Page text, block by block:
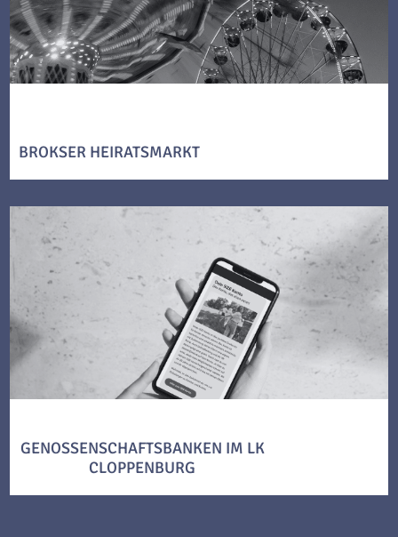
BROKSER HEIRATSMARKT
GENOSSENSCHAFTSBANKEN IM LK
CLOPPENBURG